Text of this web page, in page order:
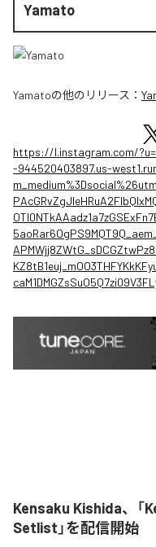
Yamato
Yamatoの他のリリース：
https://l.instagram.com/
-944520403897.us-
Kensaku Kishida、「
Setlist」を配信開始